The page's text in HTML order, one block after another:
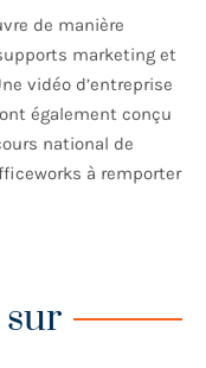
de manière
marketing et
vidéo d’entreprise
également conçu
national de
à remporter